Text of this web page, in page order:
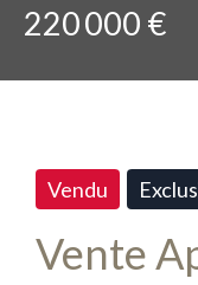
220 000 €
Vendu
Vente